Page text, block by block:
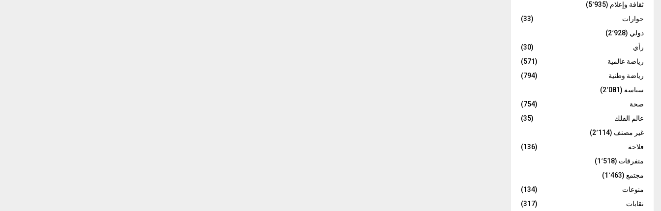
ثقافة وإعلام (5٬935)
حوارات
(33)
دولي (2٬928)
رأي
(30)
رياضة عالمية
(571)
رياضة وطنية
(794)
سياسة (2٬081)
صحة
(754)
عالم الفلك
(35)
غير مصنف (2٬114)
فلاحة
(136)
متفرقات (1٬518)
مجتمع (1٬463)
منوعات
(134)
نقابات
(317)